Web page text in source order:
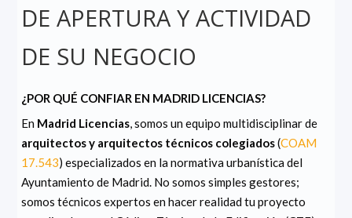
DE APERTURA Y ACTIVIDAD
DE SU NEGOCIO
¿POR QUÉ CONFIAR EN MADRID LICENCIAS?
En Madrid Licencias , somos un equipo multidisciplinar de
arquitectos y arquitectos técnicos colegiados(COAM
17.543) especializados en la normativa urbanística del
Ayuntamiento de Madrid. No somos simples gestores;
somos técnicos expertos en hacer realidad tu proyecto